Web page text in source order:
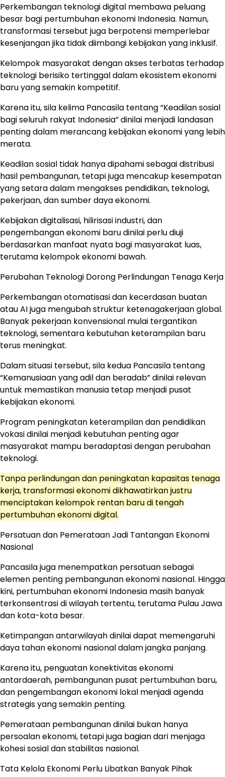
Perkembangan teknologi digital membawa peluang
besar bagi pertumbuhan ekonomi Indonesia. Namun,
transformasi tersebut juga berpotensi memperlebar
kesenjangan jika tidak diimbangi kebijakan yang inklusif.
Kelompok masyarakat dengan akses terbatas terhadap
teknologi berisiko tertinggal dalam ekosistem ekonomi
baru yang semakin kompetitif.
Karena itu, sila kelima Pancasila tentang “Keadilan sosial
bagi seluruh rakyat Indonesia” dinilai menjadi landasan
penting dalam merancang kebijakan ekonomi yang lebih
merata.
Keadilan sosial tidak hanya dipahami sebagai distribusi
hasil pembangunan, tetapi juga mencakup kesempatan
yang setara dalam mengakses pendidikan, teknologi,
pekerjaan, dan sumber daya ekonomi.
Kebijakan digitalisasi, hilirisasi industri, dan
pengembangan ekonomi baru dinilai perlu diuji
berdasarkan manfaat nyata bagi masyarakat luas,
terutama kelompok ekonomi bawah.
Perubahan Teknologi Dorong Perlindungan Tenaga Kerja
Perkembangan otomatisasi dan kecerdasan buatan
atau AI juga mengubah struktur ketenagakerjaan global.
Banyak pekerjaan konvensional mulai tergantikan
teknologi, sementara kebutuhan keterampilan baru
terus meningkat.
Dalam situasi tersebut, sila kedua Pancasila tentang
“Kemanusiaan yang adil dan beradab” dinilai relevan
untuk memastikan manusia tetap menjadi pusat
kebijakan ekonomi.
Program peningkatan keterampilan dan pendidikan
vokasi dinilai menjadi kebutuhan penting agar
masyarakat mampu beradaptasi dengan perubahan
teknologi.
Tanpa perlindungan dan peningkatan kapasitas tenaga
kerja, transformasi ekonomi dikhawatirkan justru
menciptakan kelompok rentan baru di tengah
pertumbuhan ekonomi digital.
Persatuan dan Pemerataan Jadi Tantangan Ekonomi
Nasional
Pancasila juga menempatkan persatuan sebagai
elemen penting pembangunan ekonomi nasional. Hingga
kini, pertumbuhan ekonomi Indonesia masih banyak
terkonsentrasi di wilayah tertentu, terutama Pulau Jawa
dan kota-kota besar.
Ketimpangan antarwilayah dinilai dapat memengaruhi
daya tahan ekonomi nasional dalam jangka panjang.
Karena itu, penguatan konektivitas ekonomi
antardaerah, pembangunan pusat pertumbuhan baru,
dan pengembangan ekonomi lokal menjadi agenda
strategis yang semakin penting.
Pemerataan pembangunan dinilai bukan hanya
persoalan ekonomi, tetapi juga bagian dari menjaga
kohesi sosial dan stabilitas nasional.
Tata Kelola Ekonomi Perlu Libatkan Banyak Pihak